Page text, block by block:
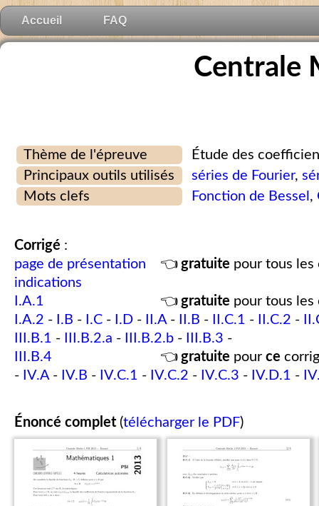
Accueil FAQ
Centrale
Thème de l'épreuve
Étude des
Principaux outils utilisés
séries de Fourier,
Mots clefs
Fonction de Bessel ,
Corrigé :
page de présentation
👈 gratuite pour tous les
indications
I.A.1
👈 gratuite pour tous les
I.A.2 - I.B - I.C - I.D - II.A- II.B - II.C.1 - II.C.2 -
III.B.1 - III.B.2.a - III.B.2.b - III.B.3 -
III.B.4
👈 gratuite pour ce
- IV.A- IV.B - IV.C.1 - IV.C.2 - IV.C.3 - IV.D.1 -
Énoncé complet (télécharger le PDF)